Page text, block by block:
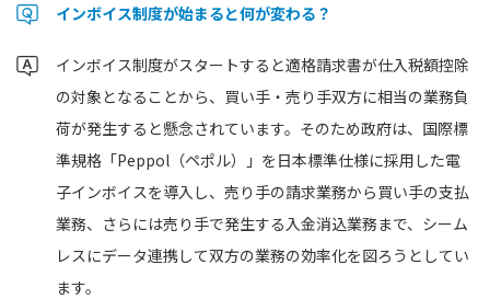
インボイス制度が始まると何が変わる？
インボイス制度がスタートすると適格請求書が仕入税額控除
の対象となることから、買い手・売り手双方に相当の業務負
荷が発生すると懸念されています。そのため政府は、国際標
準規格「Peppol（ペポル）」を日本標準仕様に採用した電
子インボイスを導入し、売り手の請求業務から買い手の支払
業務、さらには売り手で発生する入金消込業務まで、シーム
レスにデータ連携して双方の業務の効率化を図ろうとしてい
ます。